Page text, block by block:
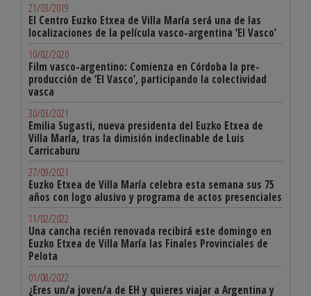
21/03/2019
El Centro Euzko Etxea de Villa María será una de las
localizaciones de la película vasco-argentina ‘El Vasco’
10/02/2020
Film vasco-argentino: Comienza en Córdoba la pre-
producción de ‘El Vasco’, participando la colectividad
vasca
30/03/2021
Emilia Sugasti, nueva presidenta del Euzko Etxea de
Villa María, tras la dimisión indeclinable de Luis
Carricaburu
27/09/2021
Euzko Etxea de Villa María celebra esta semana sus 75
años con logo alusivo y programa de actos presenciales
11/02/2022
Una cancha recién renovada recibirá este domingo en
Euzko Etxea de Villa María las Finales Provinciales de
Pelota
01/08/2022
¿Eres un/a joven/a de EH y quieres viajar a Argentina y